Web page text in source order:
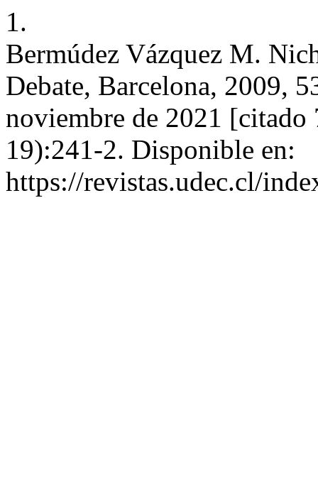
1.
Bermúdez Vázquez M.
Debate, Barcelona, 2009,
noviembre de 2021 [citado
19):241-2. Disponible en:
https://revistas.udec.cl/